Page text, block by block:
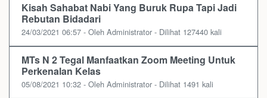
Kisah Sahabat Nabi Yang Buruk Rupa Tapi Jadi
Rebutan Bidadari
24/03/2021 06:57 - Oleh Administrator - Dilihat 127440 kali
MTs N 2 Tegal Manfaatkan Zoom Meeting Untuk
Perkenalan Kelas
05/08/2021 10:32 - Oleh Administrator - Dilihat 1491 kali